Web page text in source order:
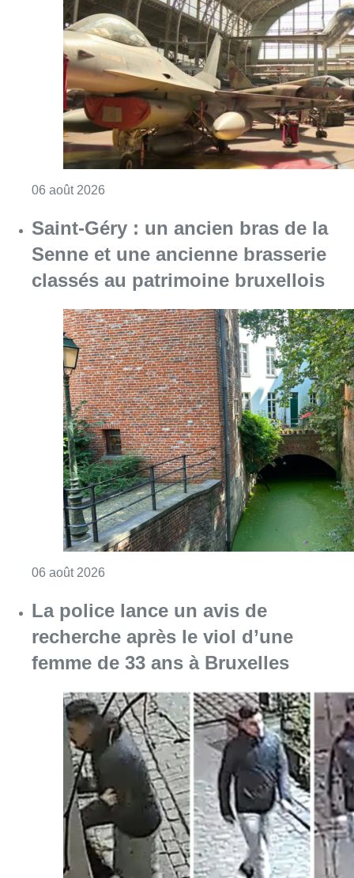
06 août 2026
Saint-Géry : un ancien bras de la
Senne et une ancienne brasserie
classés au patrimoine bruxellois
06 août 2026
La police lance un avis de
recherche après le viol d’une
femme de 33 ans à Bruxelles